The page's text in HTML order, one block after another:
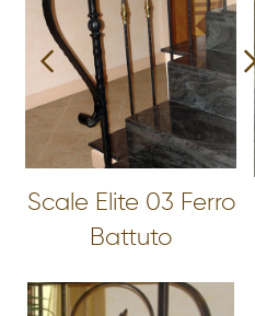
Scale Elite 03 Ferro
Battuto